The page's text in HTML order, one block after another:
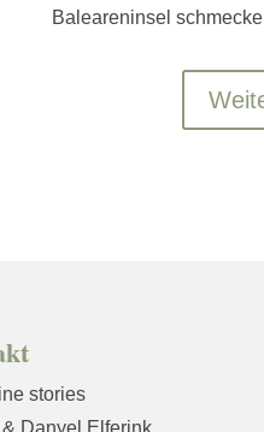
Baleareninsel
stories
& Danyel Elferink